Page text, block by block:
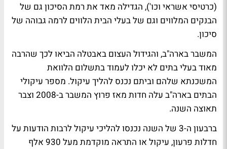
(כרטיסי אשראי וכו'), הגדילה מאד את רמת הסיכון גם של
הבנקים המלווים וגם של בעלי הבית הלווים לרמה גבוהה של
סיכון.
המשבר בארה"ב, והגידול העצום באבטלה הביאו לכך שהרבה
מאוד בעלי בתים לא יכלו לעמוד בתשלום הלוואת
המשכנתא שלהם וביתם נכנס להליך עיקול. מספר עיקולי
הבתים בארה"ב עלה חדות מאז פרוץ המשבר ב-2008 וצבר
תאוצה השנה.
ברבעון ה-3 של השנה נכנסו להליכי עיקול לרבות הודעות על
חדלות פרעון, עיקול או התראה מוקדמת מעל 930 אלף